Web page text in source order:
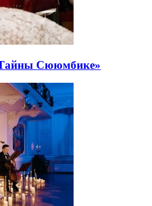
Сююмбике»